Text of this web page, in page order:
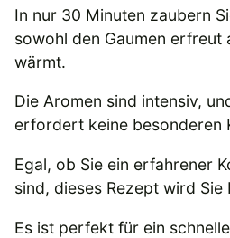
In nur 30 Minuten zaubern
sowohl den Gaumen erfreut
wärmt.
Die Aromen sind intensiv,
erfordert keine besonderen
Egal, ob Sie ein erfahrener
sind, dieses Rezept wird Sie
Es ist perfekt für ein